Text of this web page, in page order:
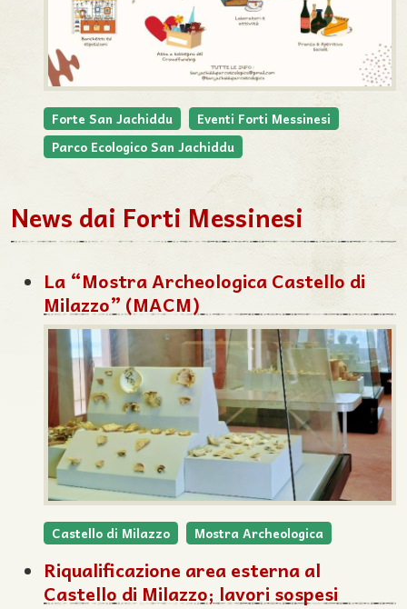
Forte San Jachiddu
Eventi Forti Messinesi
Parco Ecologico San Jachiddu
News dai Forti Messinesi
La “Mostra Archeologica Castello di
Milazzo” (MACM)
Castello di Milazzo Mostra Archeologica
Riqualificazione area esterna al
Castello di Milazzo; lavori sospesi